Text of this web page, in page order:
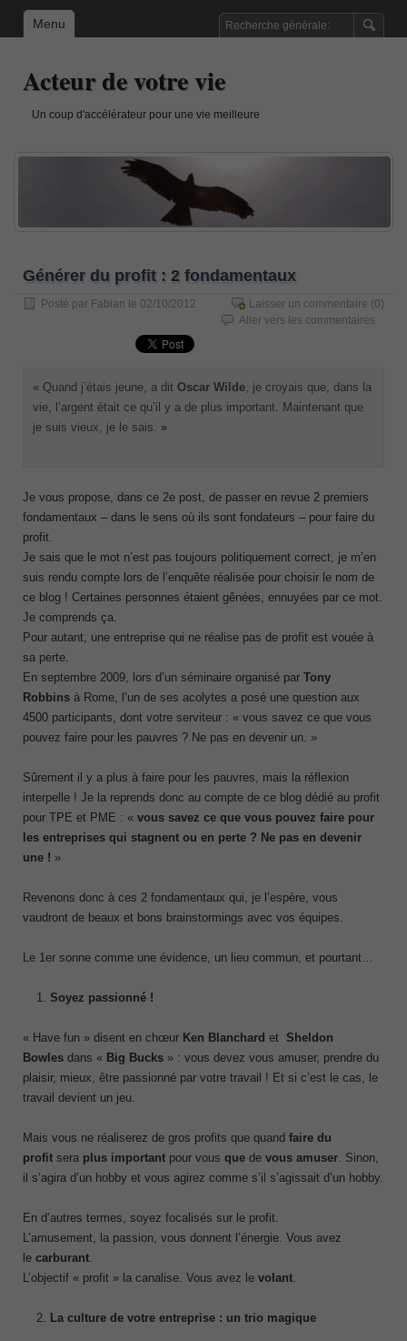
Menu
Acteur de votre vie
Un coup d'accélérateur pour une vie meilleure
Générer du profit : 2 fondamentaux
Posté par Fabian le 02/10/2012 Laisser un commentaire (0)
Aller vers les commentaires
« Quand j’étais jeune, a dit Oscar Wilde , je croyais que, dans la
vie, l’argent était ce qu’il y a de plus important. Maintenant que
je suis vieux, je le sais.
»
Je vous propose, dans ce 2e post, de passer en revue 2 premiers
fondamentaux – dans le sens où ils sont fondateurs – pour faire du
profit.
Je sais que le mot n’est pas toujours politiquement correct, je m’en
suis rendu compte lors de l’enquête réalisée pour choisir le nom de
ce blog ! Certaines personnes étaient gênées, ennuyées par ce mot.
Je comprends ça.
Pour autant, une entreprise qui ne réalise pas de profit est vouée à
sa perte.
En septembre 2009, lors d’un séminaire organisé par Tony
Robbins à Rome, l’un de ses acolytes a posé une question aux
4500 participants, dont votre serviteur : « vous savez ce que vous
pouvez faire pour les pauvres ? Ne pas en devenir un. »
Sûrement il y a plus à faire pour les pauvres, mais la réflexion
interpelle ! Je la reprends donc au compte de ce blog dédié au profit
pour TPE et PME : « vous savez ce que vous pouvez faire pour
les entreprises qui stagnent ou en perte ? Ne pas en devenir
une ! »
Revenons donc à ces 2 fondamentaux qui, je l’espère, vous
vaudront de beaux et bons brainstormings avec vos équipes.
Le 1er sonne comme une évidence, un lieu commun, et pourtant…
Soyez passionné !
« Have fun » disent en chœur Ken Blanchard et Sheldon
Bowles dans « Big Bucks » : vous devez vous amuser, prendre du
plaisir, mieux, être passionné par votre travail ! Et si c’est le cas, le
travail devient un jeu.
Mais vous ne réaliserez de gros profits que quand faire du
profit sera plus important pour vous que de vous amuser . Sinon,
il s’agira d’un hobby et vous agirez comme s’il s’agissait d’un hobby.
En d’autres termes, soyez focalisés sur le profit.
L’amusement, la passion, vous donnent l’énergie. Vous avez
le carburant
L’objectif « profit » la canalise. Vous avez le volant
La culture de votre entreprise : un trio magique